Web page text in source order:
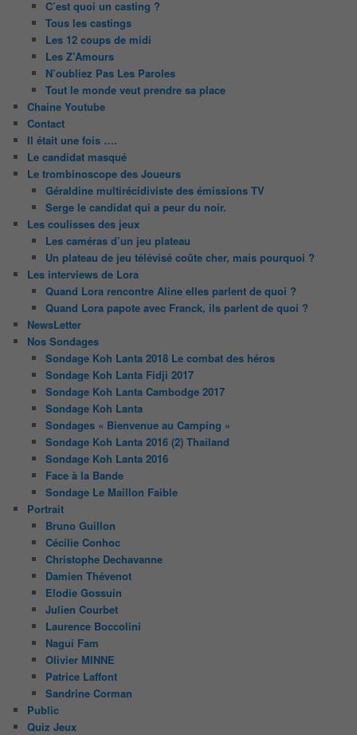
C’est quoi un casting ?
Tous les castings
Les 12 coups de midi
Les Z’Amours
N’oubliez Pas Les Paroles
Tout le monde veut prendre sa place
Chaine Youtube
Contact
Il était une fois ….
Le candidat masqué
Le trombinoscope des Joueurs
Géraldine multirécidiviste des émissions TV
Serge le candidat qui a peur du noir.
Les coulisses des jeux
Les caméras d’un jeu plateau
Un plateau de jeu télévisé coûte cher, mais pourquoi ?
Les interviews de Lora
Quand Lora rencontre Aline elles parlent de quoi ?
Quand Lora papote avec Franck, ils parlent de quoi ?
NewsLetter
Nos Sondages
Sondage Koh Lanta 2018 Le combat des héros
Sondage Koh Lanta Fidji 2017
Sondage Koh Lanta Cambodge 2017
Sondage Koh Lanta
Sondages « Bienvenue au Camping »
Sondage Koh Lanta 2016 (2) Thailand
Sondage Koh Lanta 2016
Face à la Bande
Sondage Le Maillon Faible
Portrait
Bruno Guillon
Cécilie Conhoc
Christophe Dechavanne
Damien Thévenot
Elodie Gossuin
Julien Courbet
Laurence Boccolini
Nagui Fam
Olivier MINNE
Patrice Laffont
Sandrine Corman
Public
Quiz Jeux